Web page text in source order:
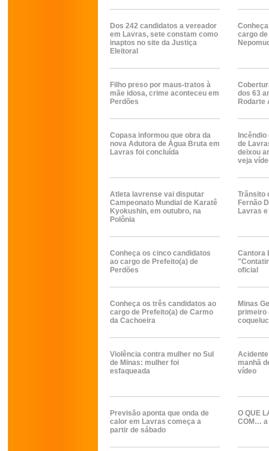
Dos 242 candidatos a vereador
em Lavras, sete constam como
inaptos no site da Justiça
Eleitoral
cargo
Filho preso por maus-tratos à
mãe idosa, crime aconteceu em
Perdões
dos 63
Rodarte
Copasa informou que obra da
nova Adutora de Água Bruta em
Lavras foi concluída
de
deixou
veja
Atleta lavrense vai disputar
Campeonato Mundial de Karatê
Kyokushin, em outubro, na
Polônia
Trânsito
Fernão
Lavras
Conheça os cinco candidatos
ao cargo de Prefeito(a) de
Perdões
Cantora
oficial
Conheça os três candidatos ao
cargo de Prefeito(a) de Carmo
da Cachoeira
Minas
primeiro
Violência contra mulher no Sul
de Minas: mulher foi
esfaqueada
manhã
vídeo
Previsão aponta que onda de
calor em Lavras começa a
partir de sábado
O QUE
COM… a